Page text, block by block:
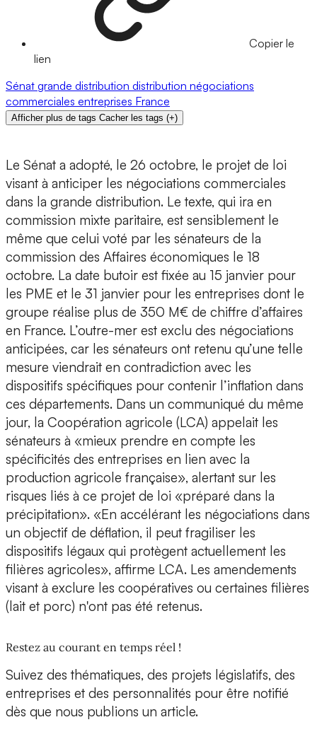
Copier le
lien
Sénat grande distribution distribution négociations
commerciales entreprises France
Afficher plus de tags Cacher les tags (+)
Le Sénat a adopté, le 26 octobre, le projet de loi
visant à anticiper les négociations commerciales
dans la grande distribution. Le texte, qui ira en
commission mixte paritaire, est sensiblement le
même que celui voté par les sénateurs de la
commission des Affaires économiques le 18
octobre. La date butoir est fixée au 15 janvier pour
les PME et le 31 janvier pour les entreprises dont le
groupe réalise plus de 350 M€ de chiffre d’affaires
en France. L’outre-mer est exclu des négociations
anticipées, car les sénateurs ont retenu qu’une telle
mesure viendrait en contradiction avec les
dispositifs spécifiques pour contenir l’inflation dans
ces départements. Dans un communiqué du même
jour, la Coopération agricole (LCA) appelait les
sénateurs à «mieux prendre en compte les
spécificités des entreprises en lien avec la
production agricole française», alertant sur les
risques liés à ce projet de loi «préparé dans la
précipitation». «En accélérant les négociations dans
un objectif de déflation, il peut fragiliser les
dispositifs légaux qui protègent actuellement les
filières agricoles», affirme LCA. Les amendements
visant à exclure les coopératives ou certaines filières
(lait et porc) n'ont pas été retenus.
Restez au courant en temps réel !
Suivez des thématiques, des projets législatifs, des
entreprises et des personnalités pour être notifié
dès que nous publions un article.